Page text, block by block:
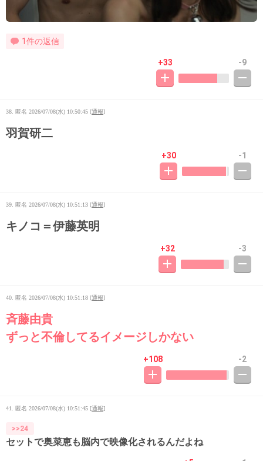
1件の返信
+33 -9
38. 匿名 2026/07/08(水) 10:50:45 [通報]
羽賀研二
+30 -1
39. 匿名 2026/07/08(水) 10:51:13 [通報]
キノコ＝伊藤英明
+32 -3
40. 匿名 2026/07/08(水) 10:51:18 [通報]
斉藤由貴
ずっと不倫してるイメージしかない
+108 -2
41. 匿名 2026/07/08(水) 10:51:45 [通報]
>>24
セットで奥菜恵も脳内で映像化されるんだよね